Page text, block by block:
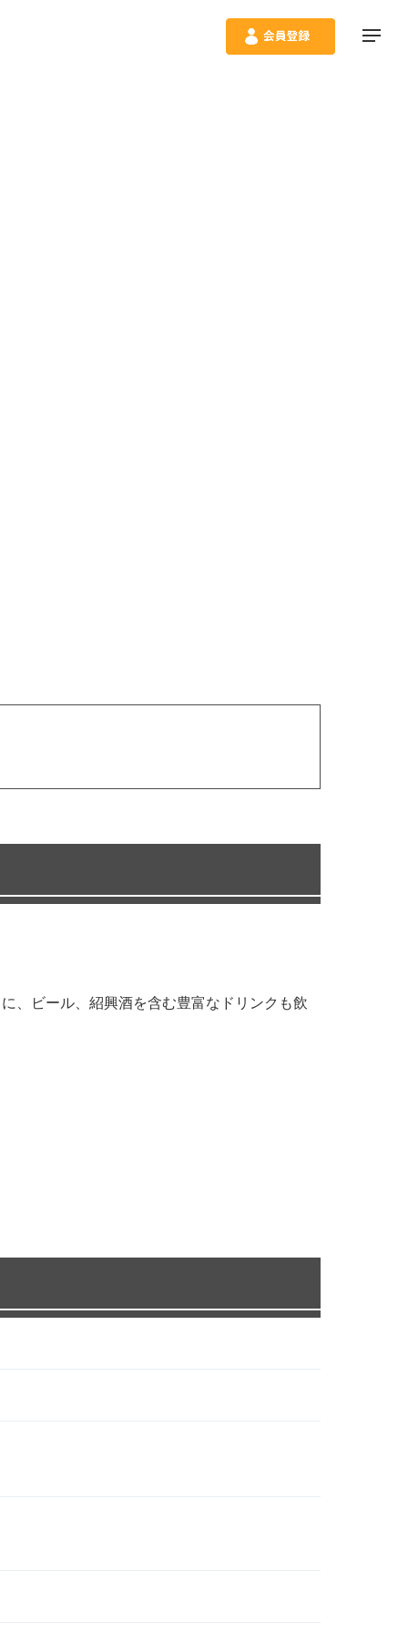
、ビール、紹興酒を含む豊富なドリンクも飲